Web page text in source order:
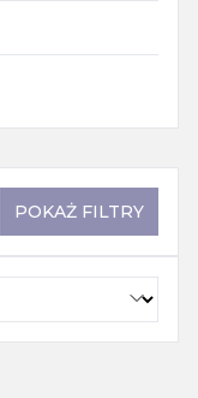
POKAŻ FILTRY